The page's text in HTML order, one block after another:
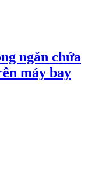
ngăn chứa
máy bay